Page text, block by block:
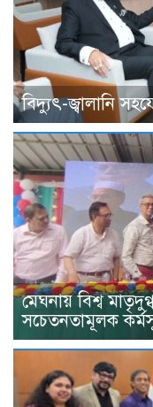
বিদ্যুৎ-জ্বালানি
মেঘনায় বিশ্ব
সচেতনতামূলক